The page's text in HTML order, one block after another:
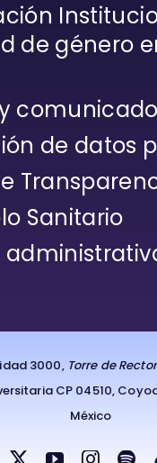
de género
de datos
Sanitario
3000, Torre de
CP 04510,
México